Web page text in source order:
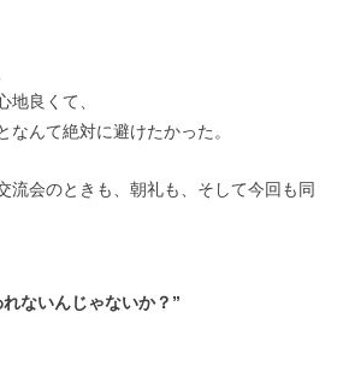
地良くて、
なんて絶対に避けたかった。
流会のときも、朝礼も、そして今回も同
ないんじゃないか？”